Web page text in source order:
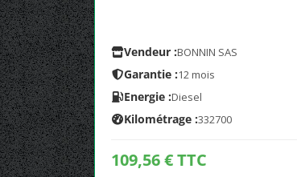
Vendeur :BONNIN SAS
Garantie :12 mois
Energie :Diesel
Kilométrage :332700
109,56 € TTC